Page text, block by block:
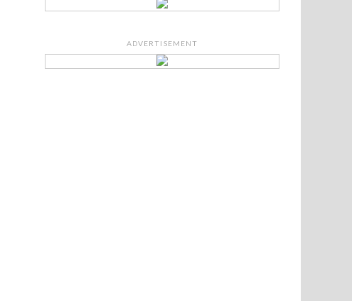
ADVERTISEMENT